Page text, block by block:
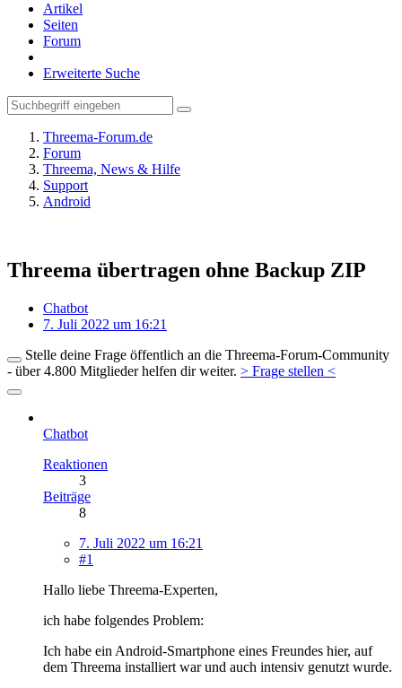
Artikel
Seiten
Forum
Erweiterte Suche
Threema-Forum.de
Forum
Threema, News & Hilfe
Support
Android
Threema übertragen ohne Backup ZIP
Chatbot
7. Juli 2022 um 16:21
Stelle deine Frage öffentlich an die Threema-Forum-Community
- über 4.800 Mitglieder helfen dir weiter. > Frage stellen <
Chatbot
Reaktionen
3
Beiträge
8
7. Juli 2022 um 16:21
#1
Hallo liebe Threema-Experten,
ich habe folgendes Problem:
Ich habe ein Android-Smartphone eines Freundes hier, auf
dem Threema installiert war und auch intensiv genutzt wurde.